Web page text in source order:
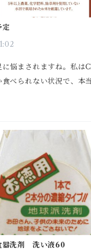
悩まされますね。私は
食べられない状況で、本
の発注をして、予定で行
器洗剤 洗い液60